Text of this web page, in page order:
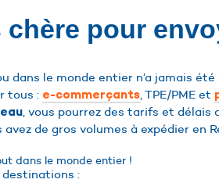
pour
dans le monde entier n’a jamais été
tous : e-commerçants, TPE/PME et
, vous pourrez des tarifs et délais
de gros volumes à expédier en
dans le monde entier !
destinations :